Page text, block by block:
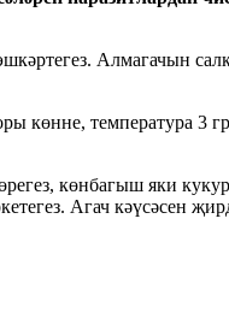
Алмагачын
көнне, температура 3
көнбагыш яки
Агач кәүсәсен